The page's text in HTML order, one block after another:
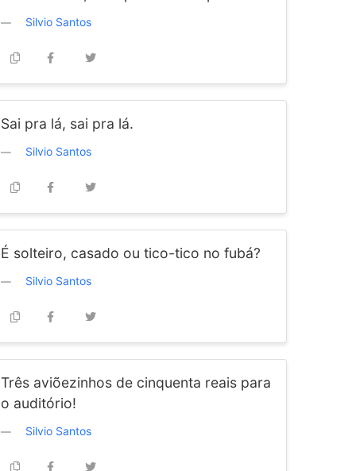
Silvio Santos
Sai pra lá, sai pra lá.
Silvio Santos
É solteiro, casado ou tico-tico no fubá?
Silvio Santos
Três aviõezinhos de cinquenta reais para
o auditório!
Silvio Santos